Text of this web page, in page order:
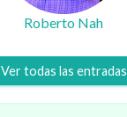
Roberto Nah
Ver todas las entradas